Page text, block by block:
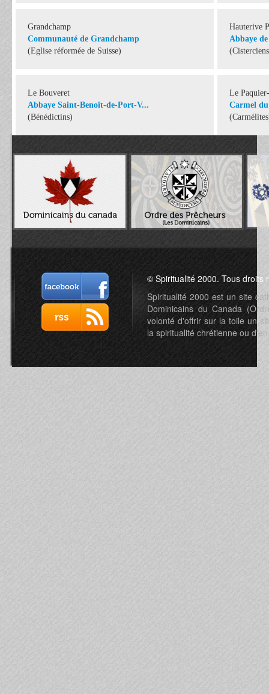
Grandchamp
Communauté de Grandchamp
(Eglise réformée de Suisse)
Hauterive
Abbaye
Le Bouveret
Abbaye Saint-Benoît-de-Port-V...
(Bénédictins)
Le
Carmel
© Spiritualité 2000. Tous droits
Spiritualité 2000 est un site
Dominicains du Canada
volonté d'offrir sur la toile un
la spiritualité chrétienne ou